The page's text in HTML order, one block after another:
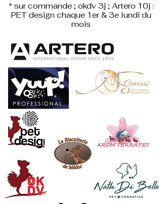
* sur commande ; okdv 3j ; Artero 10j :
PET designchaque 1er & 3e lundi du
mois